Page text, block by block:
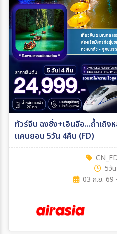
ทัวร์จีน ฉงชิ่ง+เอินฉือ...ถ้ำเถิ
แคนยอน 5วัน 4คืน (FD)
5วั
03 ก.ย. 69